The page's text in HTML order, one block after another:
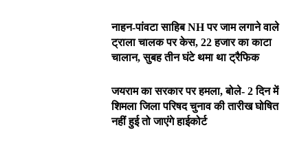
नाहन-पांवटा साहिब NH पर जाम लगाने वाले
ट्राला चालक पर केस, 22 हजार का काटा
चालान, सुबह तीन घंटे थमा था ट्रैफिक
जयराम का सरकार पर हमला, बोले- 2 दिन में
शिमला जिला परिषद चुनाव की तारीख घोषित
नहीं हुई तो जाएंगे हाईकोर्ट